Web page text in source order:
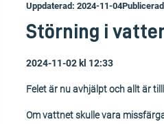
Uppdaterad: 2024-11-04
Störning i
2024-11-02 kl 12:33
Felet är nu avhjälpt och allt är
Om vattnet skulle vara